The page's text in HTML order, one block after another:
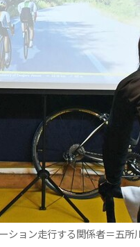
ョン走行する関係者＝五所